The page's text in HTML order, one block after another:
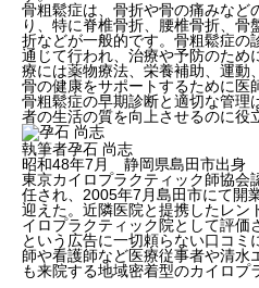
骨粗鬆症は、骨折や骨の痛みなど
り、特に脊椎骨折、腰椎骨折、
折などが一般的です。骨粗鬆症の
通じて行われ、治療や予防のため
療には薬物療法、栄養補助、運動
骨の健康をサポートするために医
骨粗鬆症の早期診断と適切な管理
者の生活の質を向上させるのに役
執筆者孕石 尚志
昭和48年7月 静岡県島田市出身
東京カイロプラクティック師協会
任され、2005年7月島田市にて開
迎えた。近隣医院と提携したレン
イロプラクティック院として評価
という広告に一切頼らない口コ
師や看護師など医療従事者や清水
も来院する地域密着型のカイロプ